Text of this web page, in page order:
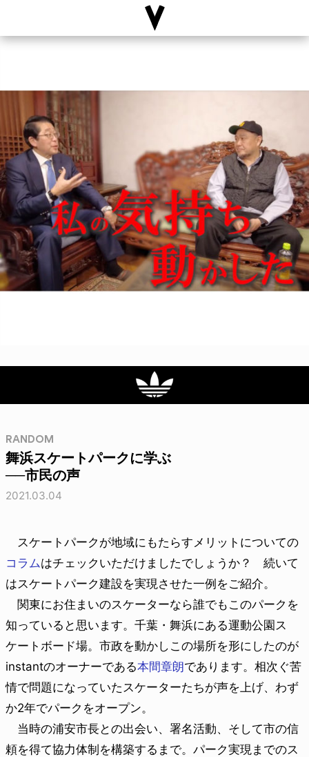
RANDOM
舞浜スケートパークに学ぶ
──市民の声
2021.03.04
スケートパークが地域にもたらすメリットについての
コラムはチェックいただけましたでしょうか？ 続いて
はスケートパーク建設を実現させた一例をご紹介。
関東にお住まいのスケーターなら誰でもこのパークを
知っていると思います。千葉・舞浜にある運動公園ス
ケートボード場。市政を動かしこの場所を形にしたのが
instantのオーナーである本間章朗であります。相次ぐ苦
情で問題になっていたスケーターたちが声を上げ、わず
か2年でパークをオープン。
当時の浦安市長との出会い、署名活動、そして市の信
頼を得て協力体制を構築するまで。パーク実現までのス